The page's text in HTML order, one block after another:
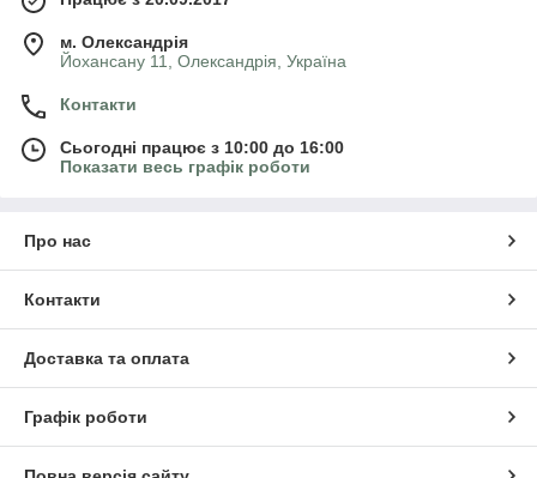
м. Олександрія
Йохансану 11, Олександрія, Україна
Контакти
Сьогодні працює з 10:00 до 16:00
Показати весь графік роботи
Про нас
Контакти
Доставка та оплата
Графік роботи